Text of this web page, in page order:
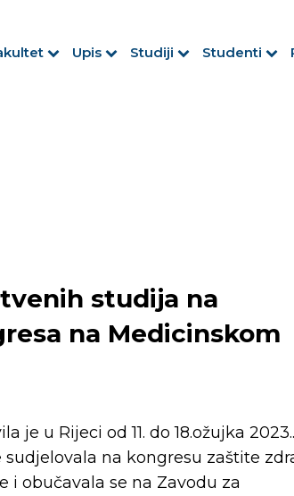
Upis Studiji Studenti
studija na
na Medicinskom
je u Rijeci od 11. do 18.ožujka
na kongresu zaštite
i obučavala se na Zavodu za